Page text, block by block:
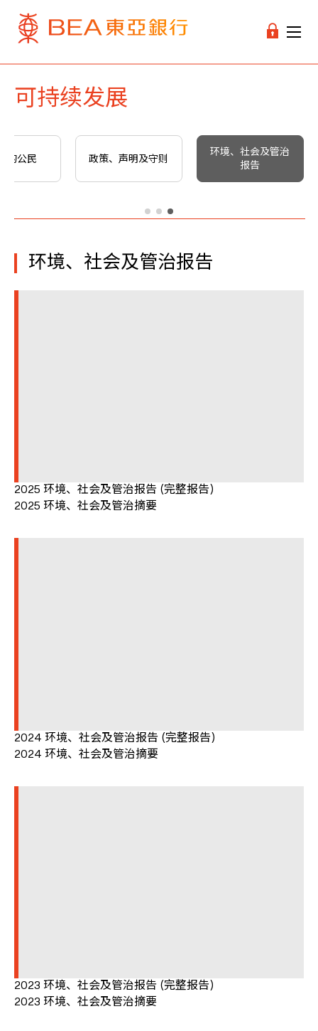
可持续发展
的公民 政策、声明及守则
环境、社会及管治
报告
环境、社会及管治报告
2025 环境、社会及管治报告 (完整报告)
2025 环境、社会及管治摘要
2024 环境、社会及管治报告 (完整报告)
2024 环境、社会及管治摘要
2023 环境、社会及管治报告 (完整报告)
2023 环境、社会及管治摘要